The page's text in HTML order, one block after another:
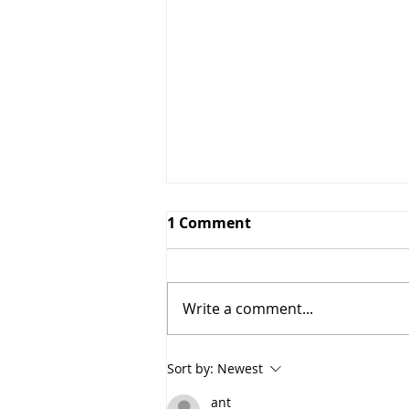
1 Comment
Write a comment...
Sort by: Newest
ant